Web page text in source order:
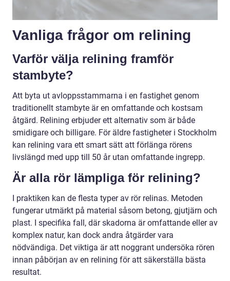
Vanliga frågor om relining
Varför välja relining framför
stambyte?
Att byta ut avloppsstammarna i en fastighet genom
traditionellt stambyte är en omfattande och kostsam
åtgärd. Relining erbjuder ett alternativ som är både
smidigare och billigare. För äldre fastigheter i Stockholm
kan relining vara ett smart sätt att förlänga rörens
livslängd med upp till 50 år utan omfattande ingrepp.
Är alla rör lämpliga för relining?
I praktiken kan de flesta typer av rör relinas. Metoden
fungerar utmärkt på material såsom betong, gjutjärn och
plast. I specifika fall, där skadorna är omfattande eller av
komplex natur, kan dock andra åtgärder vara
nödvändiga. Det viktiga är att noggrant undersöka rören
innan påbörjan av en relining för att säkerställa bästa
resultat.